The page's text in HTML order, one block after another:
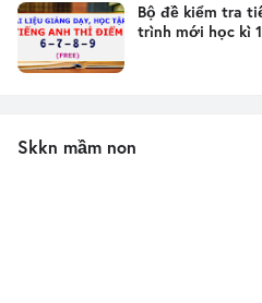
Bộ đề kiểm tra
trình mới học kì
Skkn mầm non